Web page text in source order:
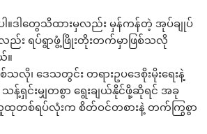
ဒါ‌‌တွေသိထားမှလည်း မှန်ကန်တဲ့ အုပ်ချုပ်
လည်း ရပ်ရွာဖွံ့ဖြိုးတိုးတက်မှာဖြစ်သလို
။
သလို၊ ဒေသတွင်း တရားဥပဒေစိုးမိုးရေးနဲ့
ရှင်းမျှတစွာ ရွေးချယ်နိုင်ဖို့ဆိုရင် အခု
လူထုတစ်ရပ်လုံးက စိတ်ဝင်တစားနဲ့ တက်ကြွစွာ